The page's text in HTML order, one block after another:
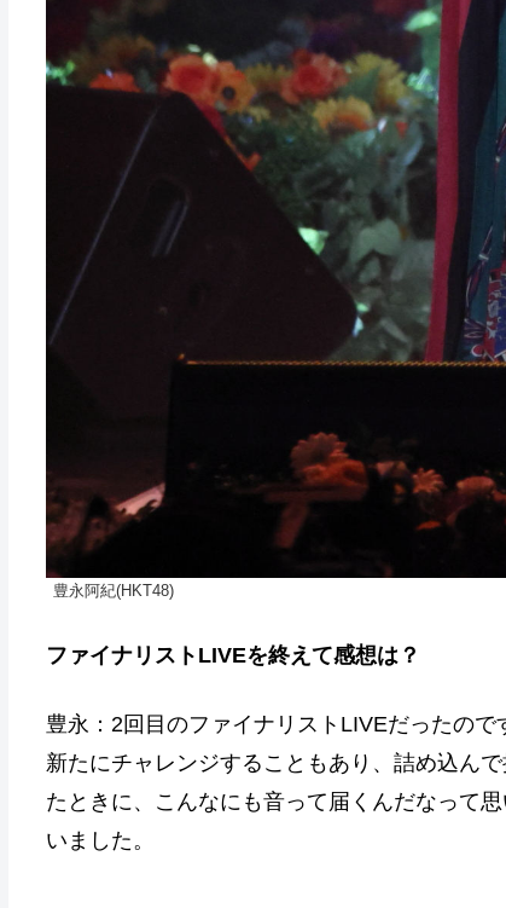
豊永阿紀(HKT48)
ファイナリストLIVEを終えて感想は？
豊永：2回目のファイナリストLIVEだったの
新たにチャレンジすることもあり、詰め込ん
たときに、こんなにも音って届くんだなって
いました。